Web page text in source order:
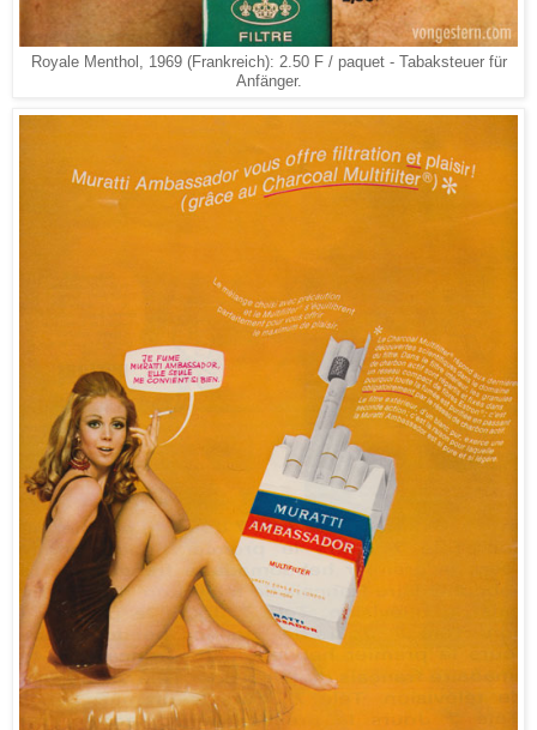
Royale Menthol, 1969 (Frankreich): 2.50 F / paquet - Tabaksteuer für
Anfänger.